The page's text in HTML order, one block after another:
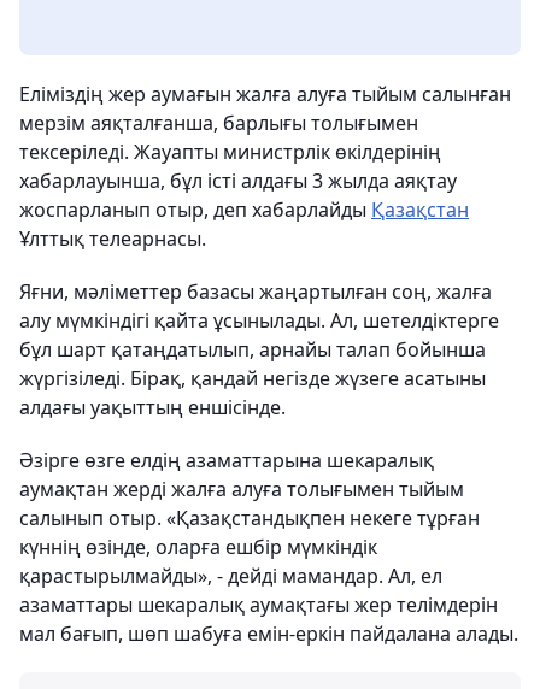
Еліміздің жер аумағын жалға алуға тыйым салынған
мерзім аяқталғанша, барлығы толығымен
тексеріледі. Жауапты министрлік өкілдерінің
хабарлауынша, бұл істі алдағы 3 жылда аяқтау
жоспарланып отыр, деп хабарлайды Қазақстан
Ұлттық телеарнасы.
Яғни, мәліметтер базасы жаңартылған соң, жалға
алу мүмкіндігі қайта ұсынылады. Ал, шетелдіктерге
бұл шарт қатаңдатылып, арнайы талап бойынша
жүргізіледі. Бірақ, қандай негізде жүзеге асатыны
алдағы уақыттың еншісінде.
Әзірге өзге елдің азаматтарына шекаралық
аумақтан жерді жалға алуға толығымен тыйым
салынып отыр. «Қазақстандықпен некеге тұрған
күннің өзінде, оларға ешбір мүмкіндік
қарастырылмайды», - дейді мамандар. Ал, ел
азаматтары шекаралық аумақтағы жер телімдерін
мал бағып, шөп шабуға емін-еркін пайдалана алады.